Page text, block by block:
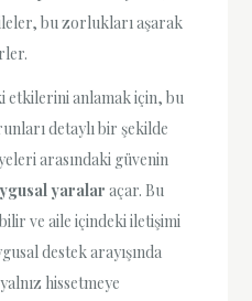
bu zorlukları aşarak
etkilerini anlamak için, bu
detaylı bir şekilde
arasındaki güvenin
yaralar açar. Bu
ve aile içindeki iletişimi
destek arayışında
hissetmeye